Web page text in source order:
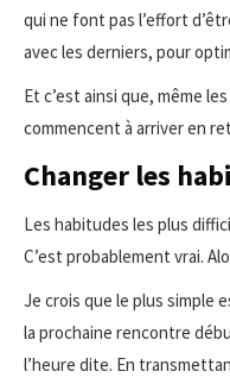
qui ne font pas l’effort
avec les derniers, pour
Et c’est ainsi que, même
commencent à arriver en
Changer les
Les habitudes les plus
C’est probablement vrai.
Je crois que le plus simple
la prochaine rencontre
l’heure dite. En